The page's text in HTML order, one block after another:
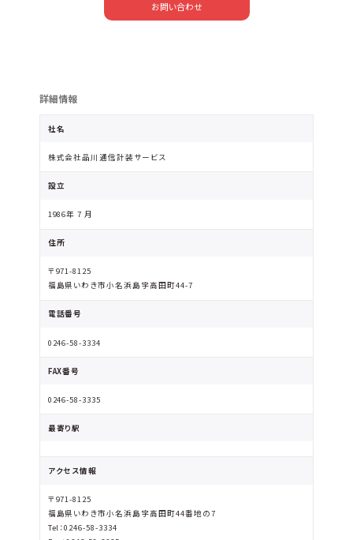
お問い合わせ
詳細情報
社名
株式会社品川通信計装サービス
設立
1986年 7 月
住所
〒971-8125
福島県いわき市小名浜島字高田町44-7
電話番号
0246-58-3334
FAX番号
0246-58-3335
最寄り駅
アクセス情報
〒971-8125
福島県いわき市小名浜島字高田町44番地の7
Tel：0246-58-3334